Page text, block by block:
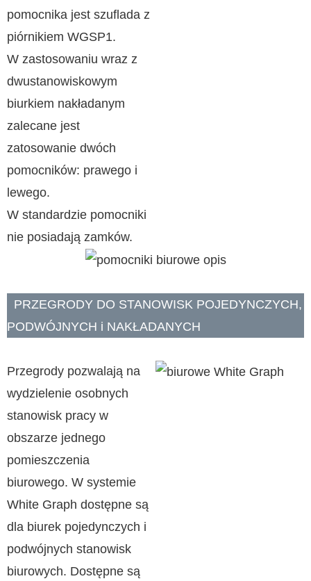
pomocnika jest szuflada z
piórnikiem WGSP1.
W zastosowaniu wraz z
dwustanowiskowym
biurkiem nakładanym
zalecane jest
zatosowanie dwóch
pomocników: prawego i
lewego.
W standardzie pomocniki
nie posiadają zamków.
PRZEGRODY DO STANOWISK POJEDYNCZYCH,
PODWÓJNYCH i NAKŁADANYCH
Przegrody pozwalają na
wydzielenie osobnych
stanowisk pracy w
obszarze jednego
pomieszczenia
biurowego. W systemie
White Graph dostępne są
dla biurek pojedynczych i
podwójnych stanowisk
biurowych. Dostępne są